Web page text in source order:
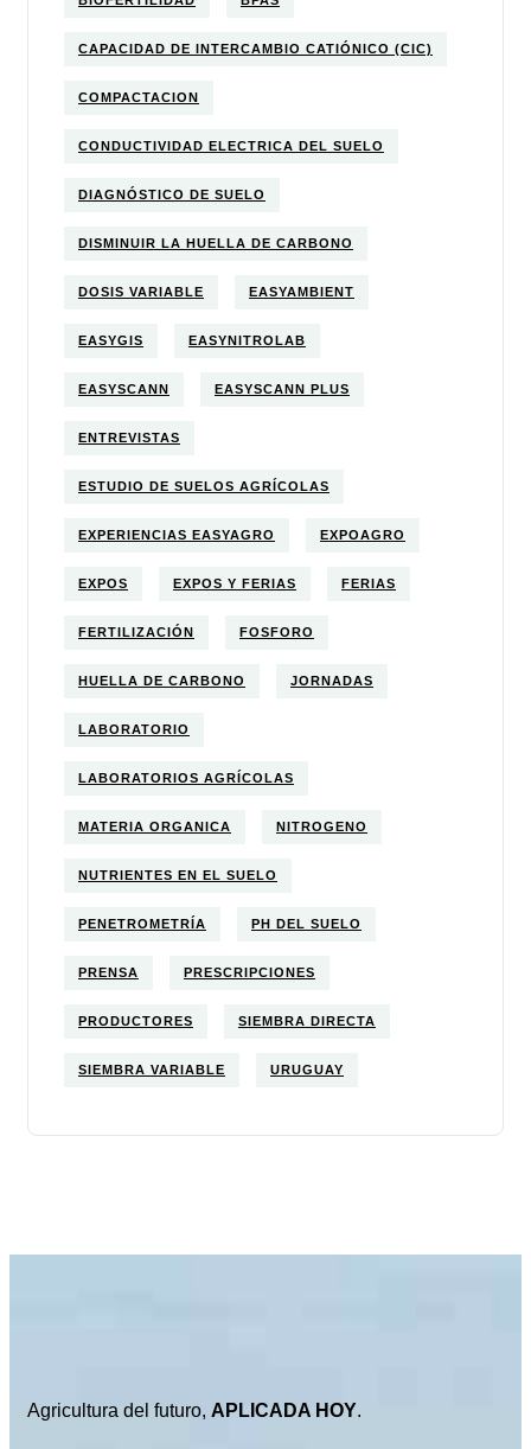
CAPACIDAD DE INTERCAMBIO CATIÓNICO (CIC)
COMPACTACION
CONDUCTIVIDAD ELECTRICA DEL SUELO
DIAGNÓSTICO DE SUELO
DISMINUIR LA HUELLA DE CARBONO
DOSIS VARIABLE EASYAMBIENT
EASYGIS EASYNITROLAB
EASYSCANN EASYSCANN PLUS
ENTREVISTAS
ESTUDIO DE SUELOS AGRÍCOLAS
EXPERIENCIAS EASYAGRO EXPOAGRO
EXPOS EXPOS Y FERIAS FERIAS
FERTILIZACIÓN FOSFORO
HUELLA DE CARBONO JORNADAS
LABORATORIO
LABORATORIOS AGRÍCOLAS
MATERIA ORGANICA NITROGENO
NUTRIENTES EN EL SUELO
PENETROMETRÍA PH DEL SUELO
PRENSA PRESCRIPCIONES
PRODUCTORES SIEMBRA DIRECTA
SIEMBRA VARIABLE URUGUAY
Agricultura del futuro, APLICADA HOY.